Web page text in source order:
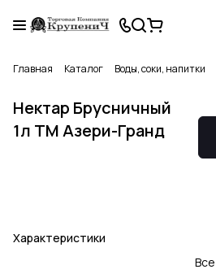
Главная Каталог Воды, соки, напитки
Нектар Брусничный
1л ТМ Азери-Гранд
Характеристики